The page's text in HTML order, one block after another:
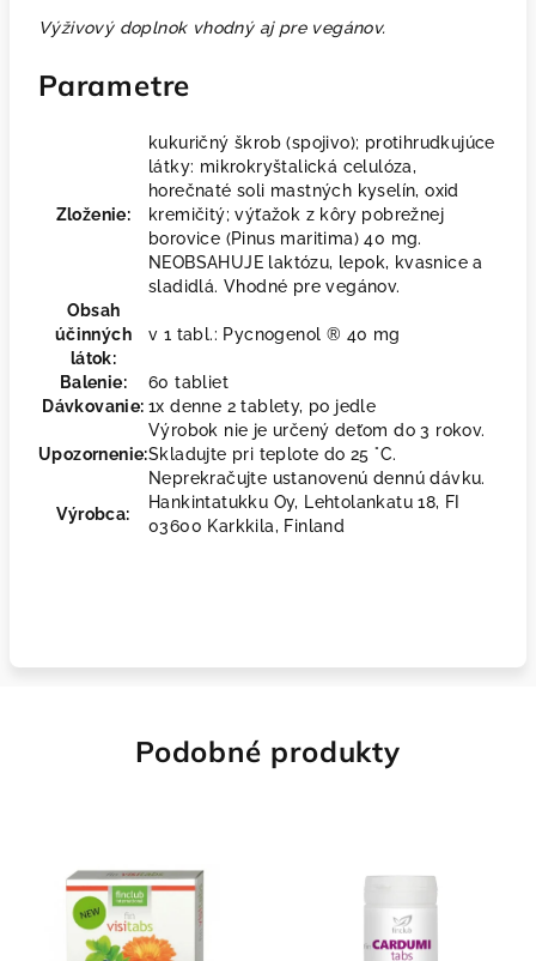
Výživový doplnok vhodný aj pre vegánov.
Parametre
Zloženie:
kukuričný škrob (spojivo); protihrudkujúce
látky: mikrokryštalická celulóza,
horečnaté soli mastných kyselín, oxid
kremičitý; výťažok z kôry pobrežnej
borovice (Pinus maritima) 40 mg.
NEOBSAHUJE laktózu, lepok, kvasnice a
sladidlá. Vhodné pre vegánov.
Obsah
účinných
látok:
v 1 tabl.: Pycnogenol ® 40 mg
Balenie:
60 tabliet
Dávkovanie: 1x denne 2 tablety, po jedle
Upozornenie:
Výrobok nie je určený deťom do 3 rokov.
Skladujte pri teplote do 25 °C.
Neprekračujte ustanovenú dennú dávku.
Výrobca:
Hankintatukku Oy, Lehtolankatu 18, FI
03600 Karkkila, Finland
Podobné produkty